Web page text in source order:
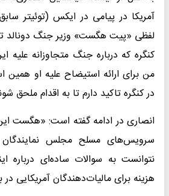
آمریکا در پیامی در ایکس (توئیتر
لفظی «پیت هگست» وزیر جنگ دونالد
کنگره که درباره جنگ متجاوزانه علیه
من برای ارائه استیضاح علیه او
در کنگره تاکید دارم تا به اقدام ملحق
انصاری در ادامه گفته است: «هگست
سرویس‌های مسلح مجلس
نتوانست به سوالات ساده‌ای درباره
هزینه برای مالیات‌دهندگان آمریکایی